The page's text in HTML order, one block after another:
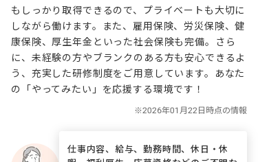
もしっかり取得できるので、プライベートも大切に
しながら働けます。また、雇用保険、労災保険、健
康保険、厚生年金といった社会保険も完備。さら
に、未経験の方やブランクのある方も安心できるよ
う、充実した研修制度をご用意しています。あなた
の「やってみたい」を応援する環境です！
仕事内容、給与、勤務時間、休日・休